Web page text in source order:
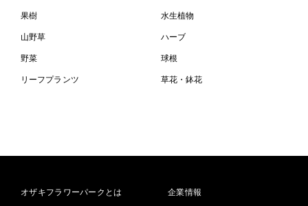
果樹 水生植物
山野草 ハーブ
野菜 球根
リーフプランツ 草花・鉢花
オザキフラワーパークとは 企業情報